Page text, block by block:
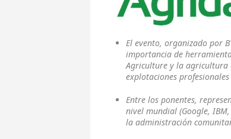
El evento, organizado por
importancia de
Agriculture y la agricultura
explotaciones
Entre los ponentes,
nivel mundial (Google,
la administración